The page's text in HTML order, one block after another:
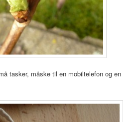
tasker, måske til en mobiltelefon og en